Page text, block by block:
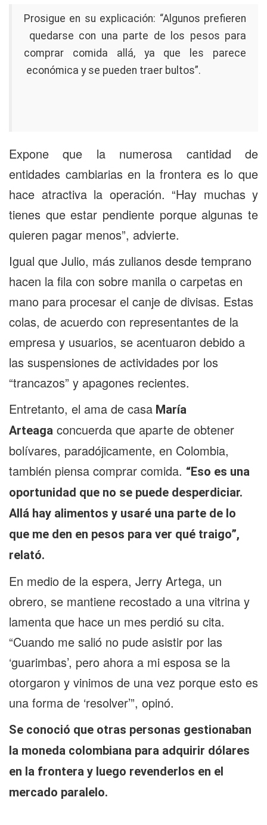
Prosigue en su explicación: “Algunos prefieren
quedarse con una parte de los pesos para
comprar comida allá, ya que les parece
económica y se pueden traer bultos”.
Expone que la numerosa cantidad de
entidades cambiarias en la frontera es lo que
hace atractiva la operación. “Hay muchas y
tienes que estar pendiente porque algunas te
quieren pagar menos”, advierte.
Igual que Julio, más zulianos desde temprano
hacen la fila con sobre manila o carpetas en
mano para procesar el canje de divisas. Estas
colas, de acuerdo con representantes de la
empresa y usuarios, se acentuaron debido a
las suspensiones de actividades por los
“trancazos” y apagones recientes.
Entretanto, el ama de casa María
Arteaga concuerda que aparte de obtener
bolívares, paradójicamente, en Colombia,
también piensa comprar comida. “Eso es una
oportunidad que no se puede desperdiciar.
Allá hay alimentos y usaré una parte de lo
que me den en pesos para ver qué traigo”,
relató.
En medio de la espera, Jerry Artega, un
obrero, se mantiene recostado a una vitrina y
lamenta que hace un mes perdió su cita.
“Cuando me salió no pude asistir por las
‘guarimbas’, pero ahora a mi esposa se la
otorgaron y vinimos de una vez porque esto es
una forma de ‘resolver’”, opinó.
Se conoció que otras personas gestionaban
la moneda colombiana para adquirir dólares
en la frontera y luego revenderlos en el
mercado paralelo.